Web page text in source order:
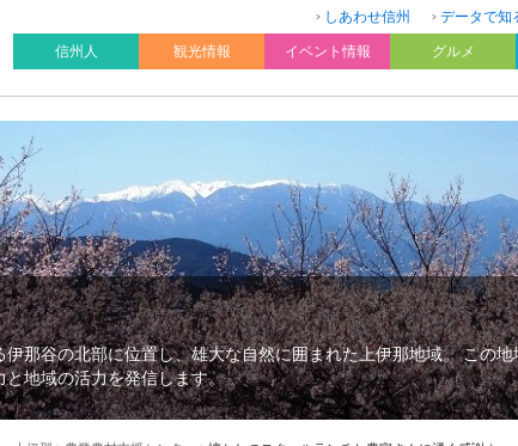
しあわせ信州 データで知
信州人
観光情報 イベント情報 グルメ
伊那谷の北部に位置し、雄大な自然に囲まれた上伊那地域。 この
地域の活力を発信します。